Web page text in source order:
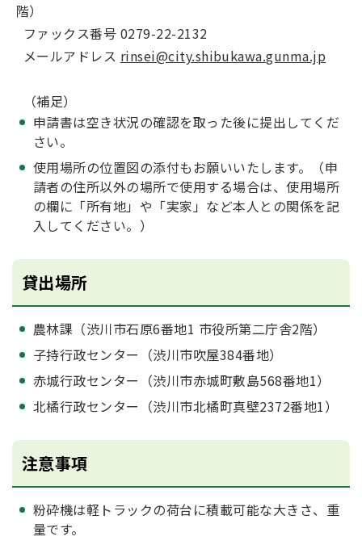
階）
ファックス番号 0279-22-2132
メールアドレス rinsei@city.shibukawa.gunma.jp
（補足）
申請書は空き状況の確認を取った後に提出してくだ
さい。
使用場所の位置図の添付もお願いいたします。（申
請者の住所以外の場所で使用する場合は、使用場所
の欄に「所有地」や「実家」など本人との関係を記
入してください。）
貸出場所
農林課（渋川市石原6番地1 市役所第二庁舎2階）
子持行政センター（渋川市吹屋384番地）
赤城行政センター（渋川市赤城町敷島568番地1）
北橘行政センター（渋川市北橘町真壁2372番地1）
注意事項
粉砕機は軽トラックの荷台に積載可能な大きさ、重
量です。